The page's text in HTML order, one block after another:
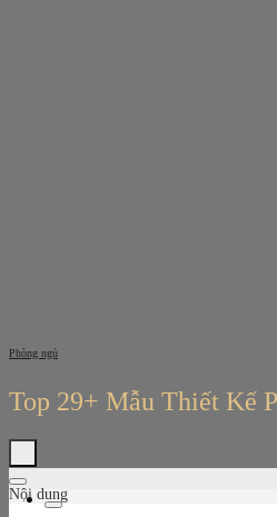
Tìm
Phòng ngủ
Top 29+ Mẫu Thiết Kế
Nội dung